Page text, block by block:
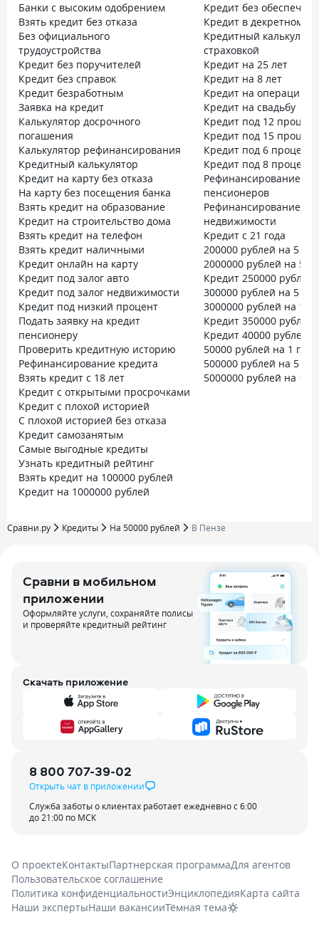
Банки с высоким одобрением
Взять кредит без отказа
Без официального
трудоустройства
Кредит без поручителей
Кредит без справок
Кредит безработным
Заявка на кредит
Калькулятор досрочного
погашения
Калькулятор рефинансирования
Кредитный калькулятор
Кредит на карту без отказа
На карту без посещения банка
Взять кредит на образование
Кредит на строительство дома
Взять кредит на телефон
Взять кредит наличными
Кредит онлайн на карту
Кредит под залог авто
Кредит под залог недвижимости
Кредит под низкий процент
Подать заявку на кредит
пенсионеру
Проверить кредитную историю
Рефинансирование кредита
Взять кредит с 18 лет
Кредит с открытыми просрочками
Кредит с плохой историей
С плохой историей без отказа
Кредит самозанятым
Самые выгодные кредиты
Узнать кредитный рейтинг
Взять кредит на 100000 рублей
Кредит на 1000000 рублей
Кредит без
Кредит в декретном
Кредитный
страховкой
Кредит на 25 лет
Кредит на 8 лет
Кредит на операцию
Кредит на свадьбу
Кредит под 12
Кредит под 15
Кредит под 6
Кредит под 8
Рефинансирование
пенсионеров
Рефинансирование
недвижимости
Кредит с 21 года
200000 рублей на 5 лет
2000000 рублей на 5
Кредит 250000 рублей
300000 рублей на 5 лет
3000000 рублей на 10
Кредит 350000 рублей
Кредит 40000 рублей
50000 рублей на 1 год
500000 рублей на 5 лет
5000000 рублей на 10
Сравни.ру Кредиты На 50000 рублей В Пензе
Сравни в мобильном
приложении
Оформляйте услуги, сохраняйте полисы
и проверяйте кредитный рейтинг
Скачать приложение
8 800 707-39-02
Открыть чат в приложении
Служба заботы о клиентах работает ежедневно с 6:00
до 21:00 по МСК
О проектеКонтактыПартнерская программаДля агентов
Пользовательское соглашение
Политика конфиденциальностиЭнциклопедияКарта сайта
Наши экспертыНаши вакансииТёмная тема